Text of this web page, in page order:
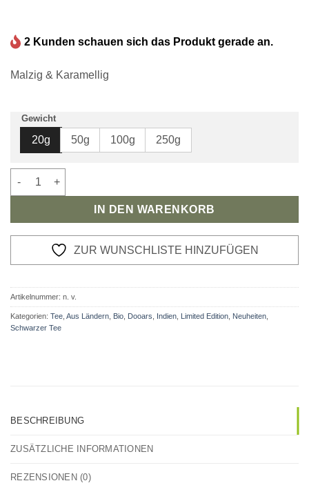
2 Kunden schauen sich das Produkt gerade an.
Malzig & Karamellig
Gewicht
20g 50g 100g 250g
Bio Schwarzer Tee Dooars Putharjhora-Spring Thunder Menge
IN DEN WARENKORB
ZUR WUNSCHLISTE HINZUFÜGEN
Artikelnummer: n. v.
Kategorien: Tee Aus Ländern Bio Dooars Indien Limited Edition Neuheiten
Schwarzer Tee
BESCHREIBUNG
ZUSÄTZLICHE INFORMATIONEN
REZENSIONEN (0)